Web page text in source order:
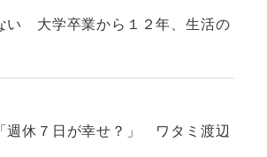
い 大学卒業から１２年、生活の
週休７日が幸せ？」 ワタミ渡辺